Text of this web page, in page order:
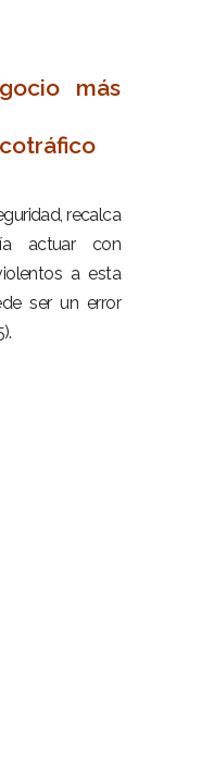
más
recalca
actuar con
a esta
ser un error